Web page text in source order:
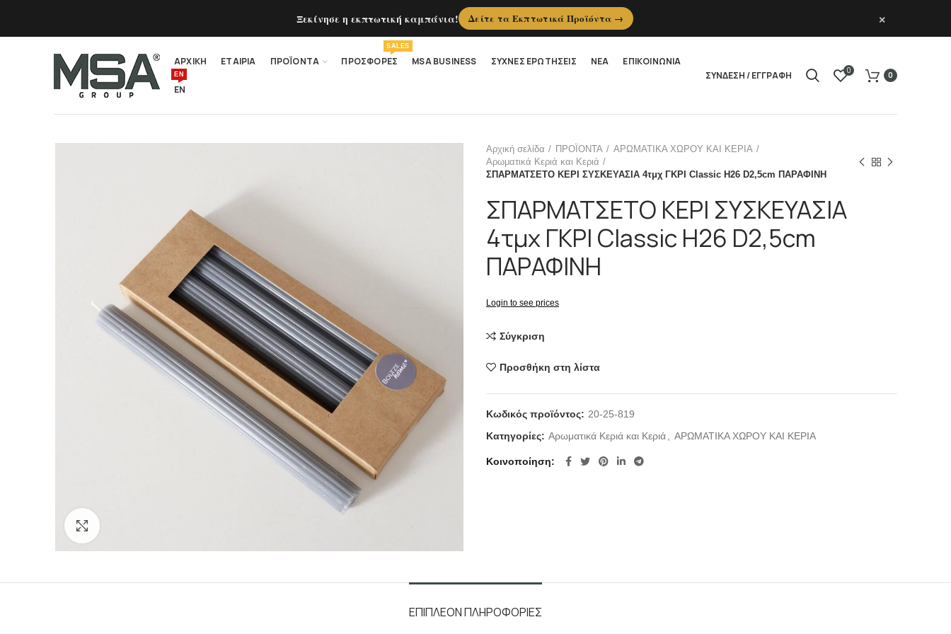
ΑΡΧΙΚΗ ΕΤΑΙΡΙΑ ΠΡΟΪΟΝΤΑ ΠΡΟΣΦΟΡΕΣ
SALES
MSA BUSINESS ΣΥΧΝΕΣ ΕΡΩΤΗΣΕΙΣ ΝΕΑ ΕΠΙΚΟΙΝΩΝΙΑ
EN
EN ΣΥΝΔΕΣΗ / ΕΓΓΡΑΦΗ 0
0
Αρχική σελίδα ΠΡΟΪΟΝΤΑ
ΑΡΩΜΑΤΙΚΑ ΧΩΡΟΥ ΚΑΙ ΚΕΡΙΑ
Αρωματικά Κεριά και Κεριά
ΣΠΑΡΜΑΤΣΕΤΟ ΚΕΡΙ ΣΥΣΚΕΥΑΣΙΑ 4τμχ ΓΚΡΙ Classic H26 D2,5cm ΠΑΡΑΦΙΝΗ
ΣΠΑΡΜΑΤΣΕΤΟ ΚΕΡΙ ΣΥΣΚΕΥΑΣΙΑ
4τμχ ΓΚΡΙ Classic H26 D2,5cm
ΠΑΡΑΦΙΝΗ
Login to see prices
Σύγκριση
Προσθήκη στη λίστα
Κωδικός προϊόντος: 20-25-819
Κατηγορίες: Αρωματικά Κεριά και Κεριά ΑΡΩΜΑΤΙΚΑ ΧΩΡΟΥ ΚΑΙ ΚΕΡΙΑ
Κοινοποίηση
ΕΠΙΠΛΈΟΝ ΠΛΗΡΟΦΟΡΊΕΣ
Ξεκίνησε η εκπτωτική καμπάνια! Δείτε τα Εκπτωτικά Προϊόντα → ×